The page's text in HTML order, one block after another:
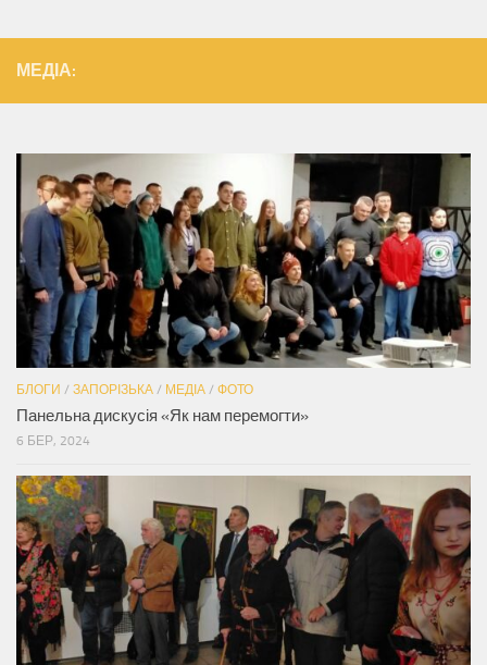
МЕДІА:
БЛОГИ / ЗАПОРІЗЬКА / МЕДІА / ФОТО
Панельна дискусія «Як нам перемогти»
6 БЕР, 2024